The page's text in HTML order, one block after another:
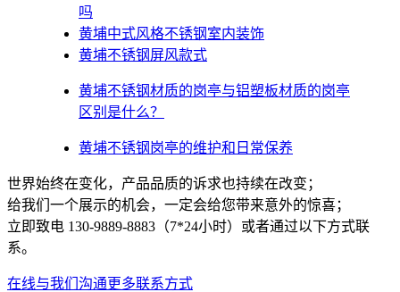
吗
黄埔中式风格不锈钢室内装饰
黄埔不锈钢屏风款式
黄埔不锈钢材质的岗亭与铝塑板材质的岗亭
区别是什么？
黄埔不锈钢岗亭的维护和日常保养
世界始终在变化，产品品质的诉求也持续在改变；
给我们一个展示的机会，一定会给您带来意外的惊喜；
立即致电 130-9889-8883（7*24小时）或者通过以下方式联
系。
在线与我们沟通更多联系方式